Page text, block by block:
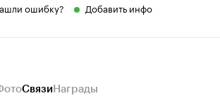
ошибку? Добавить инфо
СвязиНаграды